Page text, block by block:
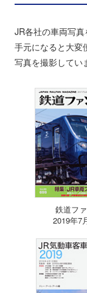
JR各社の車両写
手元になると大変
写真を撮影してい
鉄道フ
2019年7